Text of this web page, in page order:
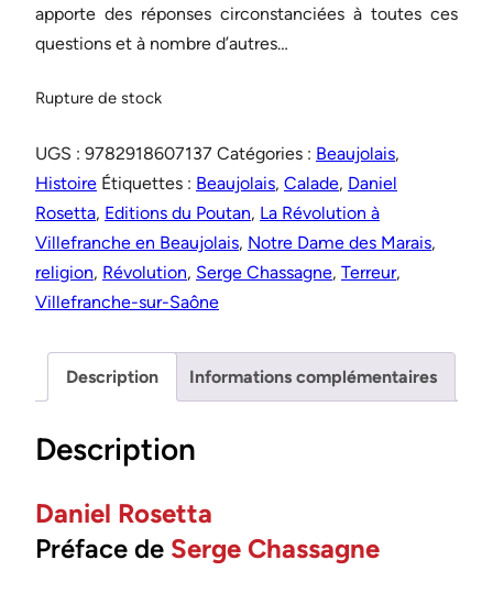
apporte des réponses circonstanciées à toutes ces
questions et à nombre d’autres…
Rupture de stock
UGS : 9782918607137 Catégories : Beaujolais,
Histoire Étiquettes : Beaujolais, Calade, Daniel
Rosetta, Editions du Poutan, La Révolution à
Villefranche en Beaujolais, Notre Dame des Marais,
religion, Révolution, Serge Chassagne, Terreur,
Villefranche-sur-Saône
Description Informations complémentaires
Description
Daniel Rosetta
Préface de Serge Chassagne